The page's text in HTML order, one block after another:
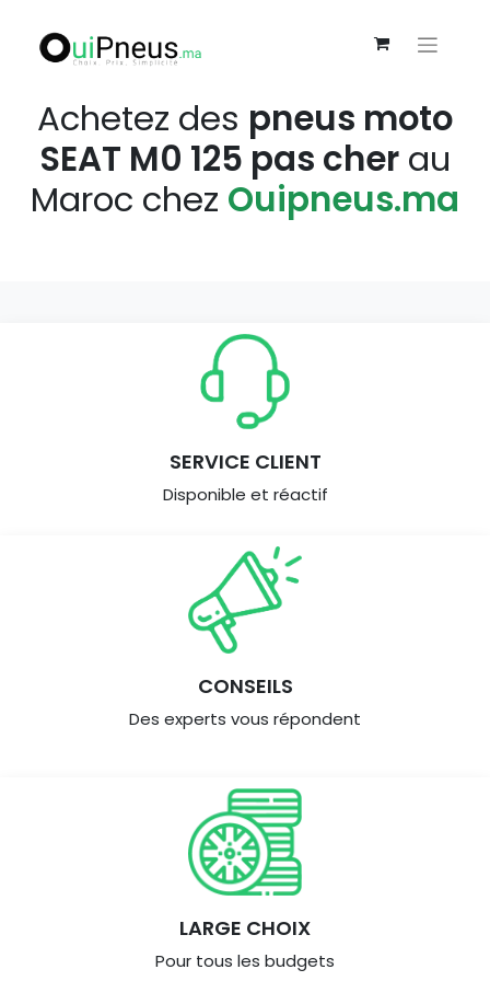
Achetez des pneus moto
SEAT M0 125 pas cher au
Maroc chez Ouipneus.ma
SERVICE CLIENT
Disponible et réactif
CONSEILS
Des experts vous répondent
LARGE CHOIX
Pour tous les budgets